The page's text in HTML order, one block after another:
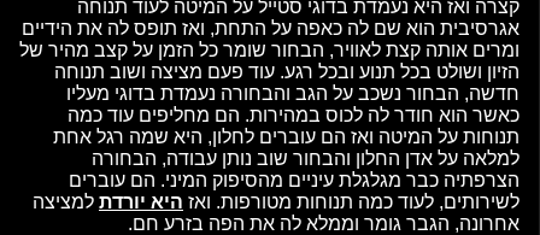
קצרה ואז היא נעמדת בדוגי סטייל על המיטה לעוד תנוחה
אגרסיבית הוא שם לה כאפה על התחת, ואז תופס לה את הידיים
ומרים אותה קצת לאוויר, הבחור שומר כל הזמן על קצב מהיר של
הזיון ושולט בכל תנוע ובכל רגע. עוד פעם מציצה ושוב תנוחה
חדשה, הבחור נשכב על הגב והבחורה נעמדת בדוגי מעליו
כאשר הוא חודר לה לכוס במהירות. הם מחליפים עוד כמה
תנוחות על המיטה ואז הם עוברים לחלון, היא שמה רגל אחת
למלאה על אדן החלון והבחור שוב נותן עבודה, הבחורה
הצרפתיה כבר מגלגלת עיניים מהסיפוק המיני. הם עוברים
לשירותים, לעוד כמה תנוחות מטורפות. ואז היא יורדת למציצה
אחרונה, הגבר גומר וממלא לה את הפה בזרע חם.